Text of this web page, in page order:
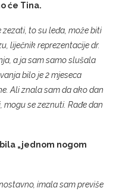
će Tina.
zezati, to su leđa, može biti
liječnik reprezentacije dr.
a ja sam samo slušala
bilo je 2 mjeseca
Ali znala sam da ako dan
se zeznuti. Rađe dan
„jednom nogom
imala sam previše